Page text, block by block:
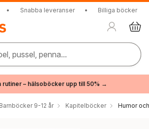
• Snabba leveranser • Billiga böcker
pussel, penna...
rutiner – hälsoböcker upp till 50% →
Barnböcker 9-12 år Kapitelböcker Humor